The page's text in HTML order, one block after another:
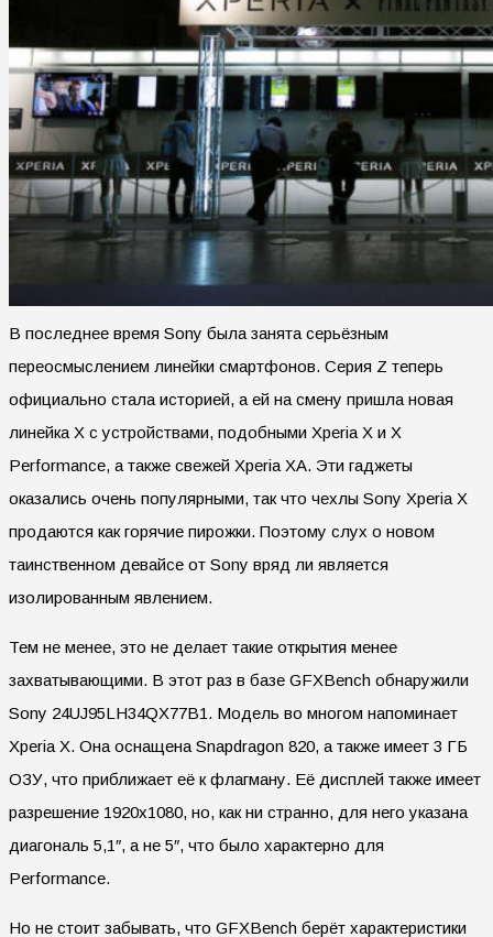
В последнее время Sony была занята серьёзным
переосмыслением линейки смартфонов. Серия Z теперь
официально стала историей, а ей на смену пришла новая
линейка X с устройствами, подобными Xperia X и X
Performance, а также свежей Xperia XA. Эти гаджеты
оказались очень популярными, так что чехлы Sony Xperia X
продаются как горячие пирожки. Поэтому слух о новом
таинственном девайсе от Sony вряд ли является
изолированным явлением.
Тем не менее, это не делает такие открытия менее
захватывающими. В этот раз в базе GFXBench обнаружили
Sony 24UJ95LH34QX77B1. Модель во многом напоминает
Xperia X. Она оснащена Snapdragon 820, а также имеет 3 ГБ
ОЗУ, что приближает её к флагману. Её дисплей также имеет
разрешение 1920х1080, но, как ни странно, для него указана
диагональ 5,1″, а не 5″, что было характерно для
Performance.
Но не стоит забывать, что GFXBench берёт характеристики